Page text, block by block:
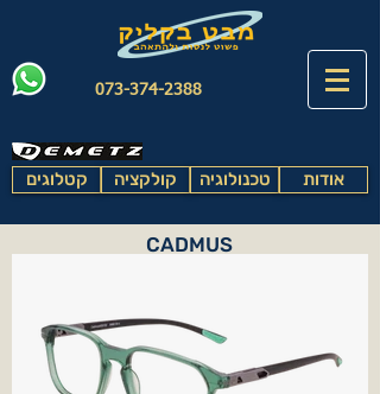
073-374-2388
קטלוגים קולקציה טכנולוגיה אודות
CADMUS